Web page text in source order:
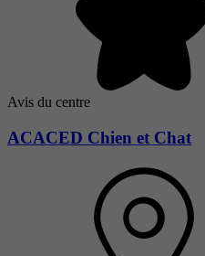
Avis du centre
ACACED Chien et Chat